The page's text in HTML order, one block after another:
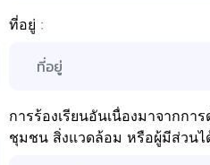
ที่อยู่ :
การร้องเรียนอันเนื่องมาจากกา
ชุมชน สิ่งแวดล้อม หรือผู้มีส่วนไ